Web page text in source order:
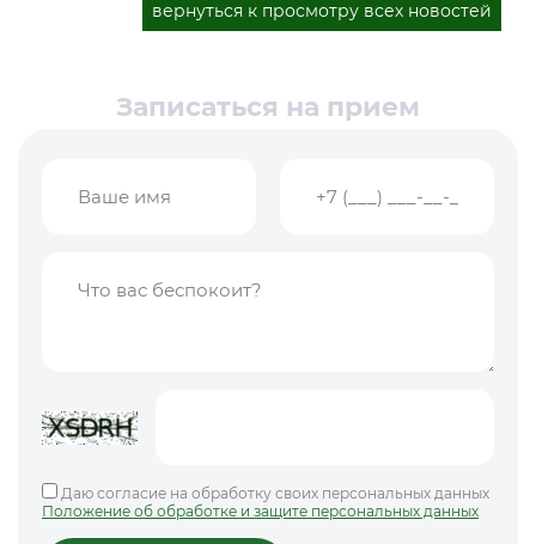
вернуться к просмотру всех новостей
Записаться на прием
Даю согласие на обработку своих персональных данных
Положение об обработке и защите персональных данных